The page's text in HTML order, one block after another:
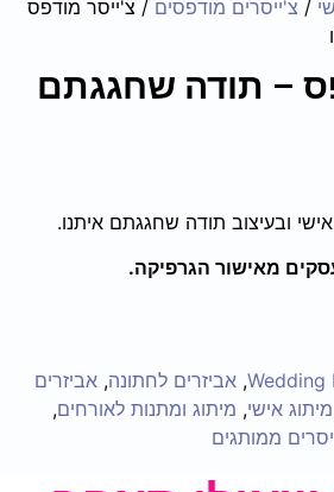
/ צ'ייסרים מודפסים / צ'ייסר מודפס
– תודה שחגגתם
ובעיצוב תודה שחגגתם איתנו.
Wedding
, אביזרים לחתונה, אביזרים
מיתוג אישי, מיתוג ומתנות לאורחים,
ממותגים